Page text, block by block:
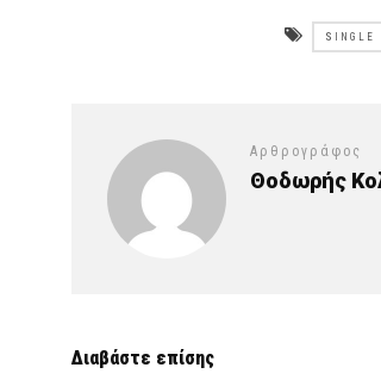
SINGLE
Αρθρογράφος
Θοδωρής
Διαβάστε επίσης